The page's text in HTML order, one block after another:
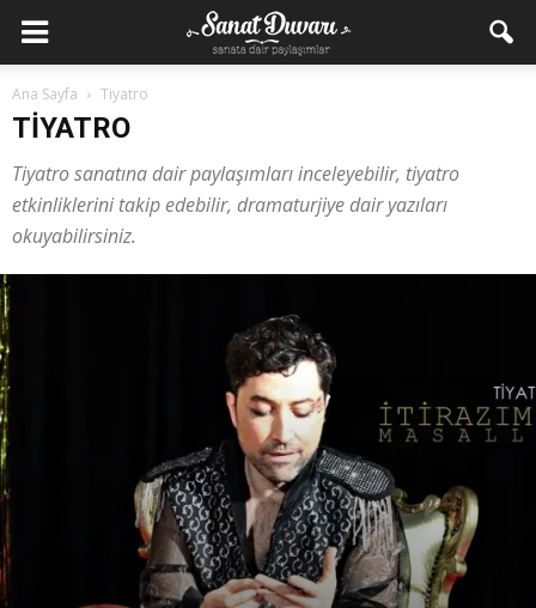
Ana Sayfa Tiyatro
TIYATRO
Tiyatro sanatına dair paylaşımları inceleyebilir, tiyatro
etkinliklerini takip edebilir, dramaturjiye dair yazıları
okuyabilirsiniz.